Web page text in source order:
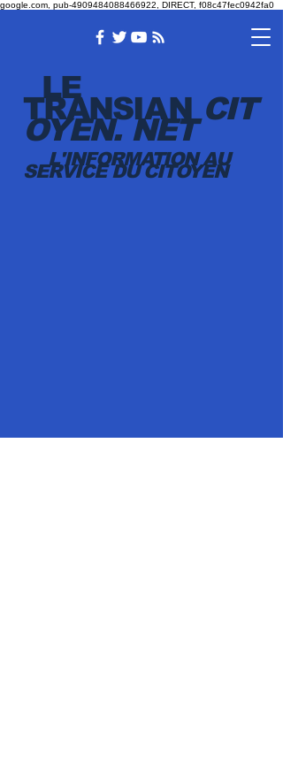
google.com, pub-4909484088466922, DIRECT, f08c47fec0942fa0
LE
TRANSIAN CIT
OYEN.NET
L'INFORMATION AU
SERVICE DU CITOYEN